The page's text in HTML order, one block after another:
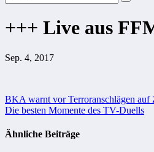
+++ Live aus
Sep. 4, 2017
Beitragsnavigation
BKA warnt vor Terroranschlägen auf
Die besten Momente des TV-Duells
Ähnliche Beiträge